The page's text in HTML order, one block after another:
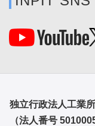
独立行政法人工業
（法人番号